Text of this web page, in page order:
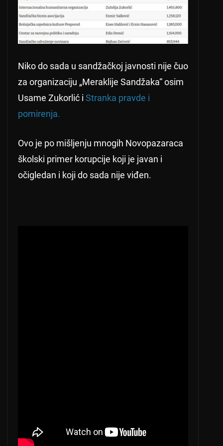
Niko do sada u sandžačkoj javnosti nije čuo
za organizaciju „Meraklije Sandžaka“ osim
Usame Zukorlić i Stranka pravde i
pomirenja.
Ovo je po mišljenju mnogih Novopazaraca
školski primer korupcije koji je javan i
očigledan i koji do sada nije viđen.